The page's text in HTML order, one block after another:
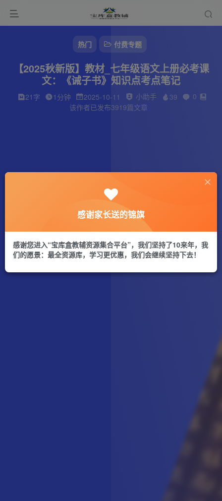
热门 付费专题
【2025秋新版】教材_七年级语文上册必考课
文：《诫子书》知识点考点笔记
21字 1分钟 2025-10-11 小助手 39
0
该作者已发布3919篇文章
感谢家长送的锦旗
感谢您进入“宝库盒教辅资源集合平台”，我们坚持了10来年，我
们的愿景：最全资源库，学习更优惠，我们会继续坚持下去！